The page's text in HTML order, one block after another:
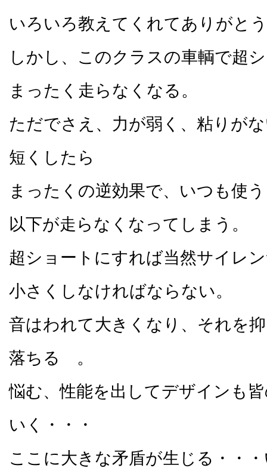
いろいろ教えてくれてありがと
しかし、このクラスの車輌で超
まったく走らなくなる。
ただでさえ、力が弱く、粘りが
短くしたら
まったくの逆効果で、いつも使
以下が走らなくなってしまう。
超ショートにすれば当然サイレ
小さくしなければならない。
音はわれて大きくなり、それを
落ちる 。
悩む、性能を出してデザインも
いく・・・
ここに大きな矛盾が生じる・・